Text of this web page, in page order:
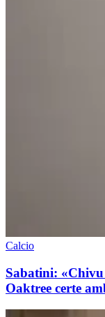
Calcio
Sabatini:
Oaktree certe